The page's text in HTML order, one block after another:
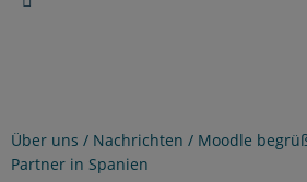
Über uns / Nachrichten / Moodle
Partner in Spanien